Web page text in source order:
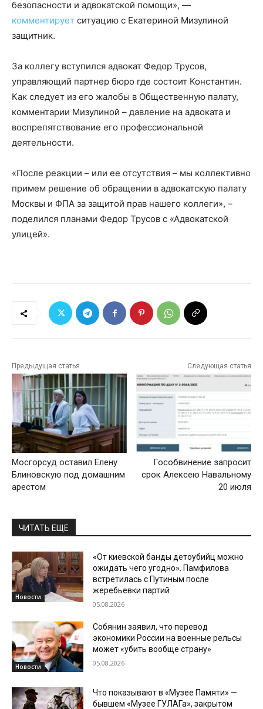
безопасности и адвокатской помощи», —
комментирует ситуацию с Екатериной Мизулиной
защитник.
За коллегу вступился адвокат Федор Трусов,
управляющий партнер бюро где состоит Константин.
Как следует из его жалобы в Общественную палату,
комментарии Мизулиной – давление на адвоката и
воспрепятствование его профессиональной
деятельности.
«После реакции – или ее отсутствия – мы коллективно
примем решение об обращении в адвокатскую палату
Москвы и ФПА за защитой прав нашего коллеги», –
поделился планами Федор Трусов с «Адвокатской
улицей».
Предыдущая статья
Мосгорсуд оставил Елену
Блиновскую под домашним
арестом
Следующая статья
Гособвинение запросит
срок Алексею Навальному
20 июля
ЧИТАТЬ ЕЩЕ
Новости
«От киевской банды детоубийц можно
ожидать чего угодно». Памфилова
встретилась с Путиным после
жеребьевки партий
05.08.2026
Новости
Собянин заявил, что перевод
экономики России на военные рельсы
может «убить вообще страну»
05.08.2026
Что показывают в «Музее Памяти» —
бывшем «Музее ГУЛАГа», закрытом